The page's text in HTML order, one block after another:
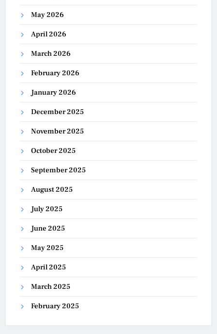
May 2026
April 2026
March 2026
February 2026
January 2026
December 2025
November 2025
October 2025
September 2025
August 2025
July 2025
June 2025
May 2025
April 2025
March 2025
February 2025